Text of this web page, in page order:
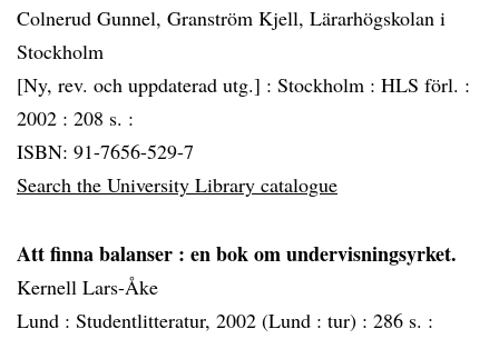
Colnerud Gunnel, Granström Kjell, Lärarhögskolan i
Stockholm
[Ny, rev. och uppdaterad utg.] : Stockholm : HLS förl. :
2002 : 208 s. :
ISBN: 91-7656-529-7
Search the University Library catalogue
Att finna balanser : en bok om undervisningsyrket.
Kernell Lars-Åke
Lund : Studentlitteratur, 2002 (Lund : tur) : 286 s. :